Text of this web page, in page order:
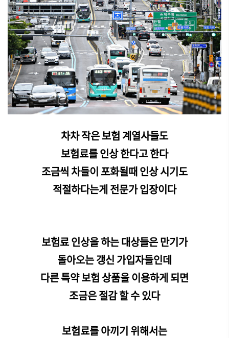
차차 작은 보험 계열사들도
보험료를 인상 한다고 한다
조금씩 차들이 포화될때 인상 시기도
적절하다는게 전문가 입장이다
보험료 인상을 하는 대상들은 만기가
돌아오는 갱신 가입자들인데
다른 특약 보험 상품을 이용하게 되면
조금은 절감 할 수 있다
보험료를 아끼기 위해서는